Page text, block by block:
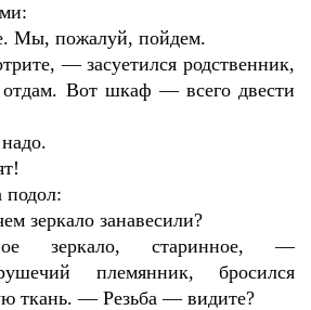
Мы, пожалуй, пойдем.
— засуетился родственник,
Вот шкаф — всего двести
подол:
зеркало занавесили?
зеркало, старинное, —
племянник, бросился
ткань. — Резьба — видите?